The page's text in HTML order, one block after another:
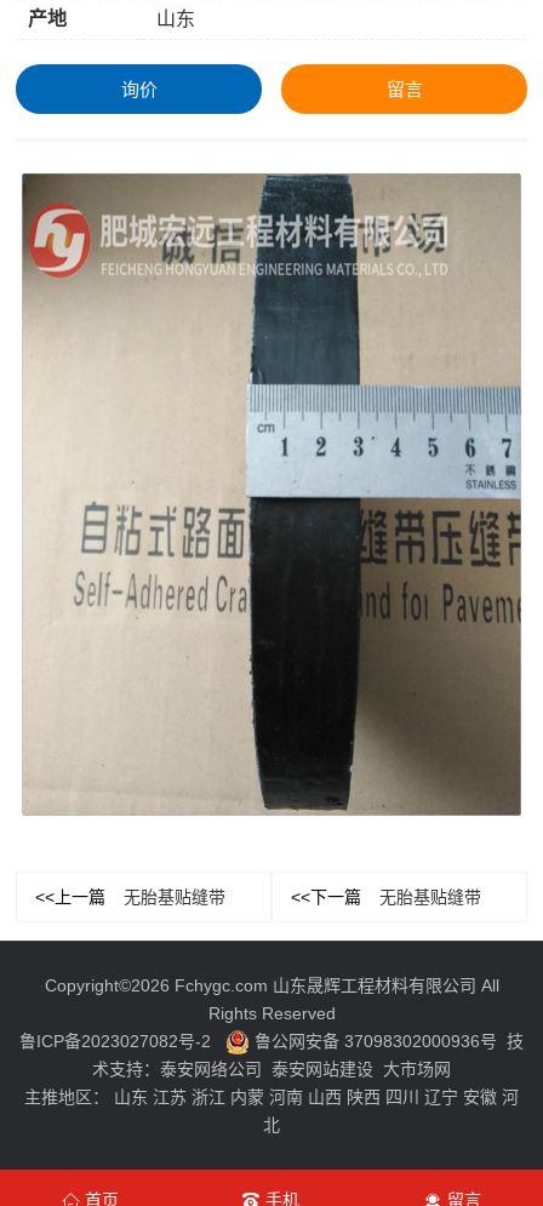
产地
山东
询价 留言
<<上一篇 无胎基贴缝带 <<下一篇 无胎基贴缝带
Copyright©2026 Fchygc.com 山东晟辉工程材料有限公司 All
Rights Reserved
鲁ICP备2023027082号-2
鲁公网安备 37098302000936号 技
术支持： 泰安网络公司 泰安网站建设 大市场网
主推地区： 山东 江苏 浙江 内蒙 河南 山西 陕西 四川 辽宁 安徽 河
北
首页 手机 留言